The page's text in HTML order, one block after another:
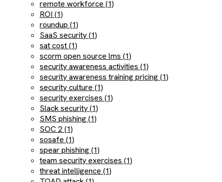
remote workforce (1)
ROI (1)
roundup (1)
SaaS security (1)
sat cost (1)
scorm open source lms (1)
security awareness activities (1)
security awareness training pricing (1)
security culture (1)
security exercises (1)
Slack security (1)
SMS phishing (1)
SOC 2 (1)
sosafe (1)
spear phishing (1)
team security exercises (1)
threat intelligence (1)